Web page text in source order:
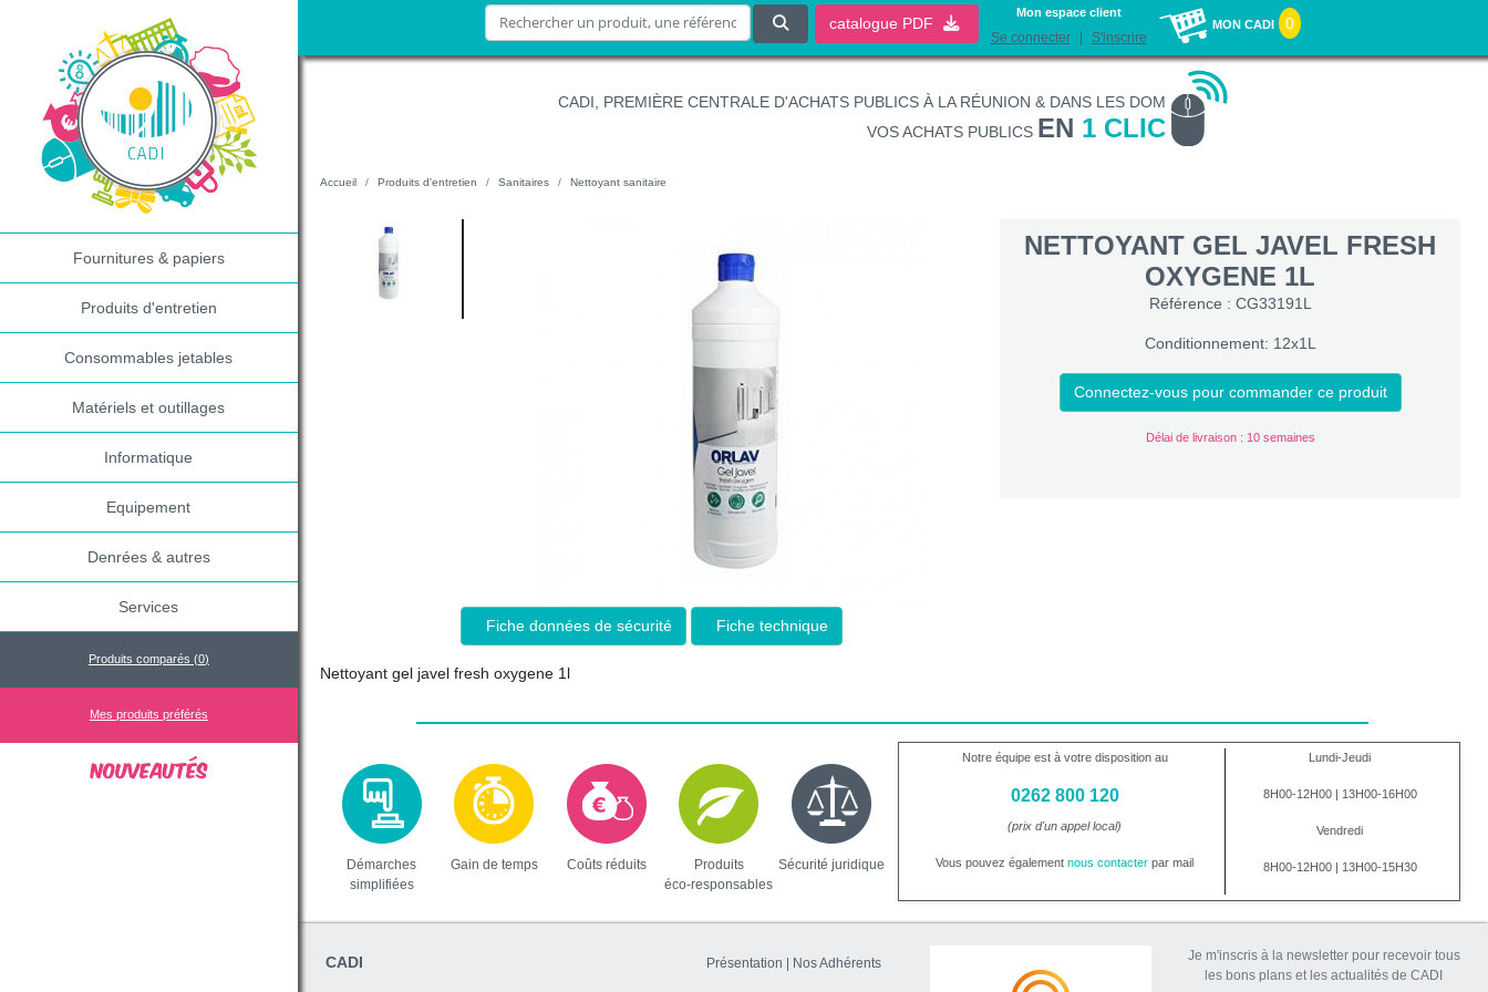
Fournitures & papiers
Produits d'entretien
Consommables jetables
Matériels et outillages
Informatique
Equipement
Denrées & autres
Services
Produits comparés (0)
Mes produits préférés
catalogue PDF
Mon espace client
Se connecter S'inscrire
MON CADI 0
CADI, PREMIÈRE CENTRALE D'ACHATS PUBLICS À LA RÉUNION & DANS LES DOM
VOS ACHATS PUBLICS EN 1 CLIC
Accueil Produits d'entretien Sanitaires Nettoyant sanitaire
Fiche données de sécurité Fiche technique
Nettoyant gel javel fresh oxygene 1l
NETTOYANT GEL JAVEL FRESH
OXYGENE 1L
Référence : CG33191L
Conditionnement: 12x1L
Connectez-vous pour commander ce produit
Délai de livraison : 10 semaines
Démarches
simplifiées
Gain de temps Coûts réduits
Produits
éco-responsables
Sécurité juridique
Notre équipe est à votre disposition au
0262 800 120
(prix d'un appel local)
Vous pouvez égalementnous contacter par mail
Lundi-Jeudi
8H00-12H00 | 13H00-16H00
Vendredi
8H00-12H00 | 13H00-15H30
CADI Présentation Nos Adhérents
Je m'inscris à la newsletter pour recevoir tous
les bons plans et les actualités de CADI